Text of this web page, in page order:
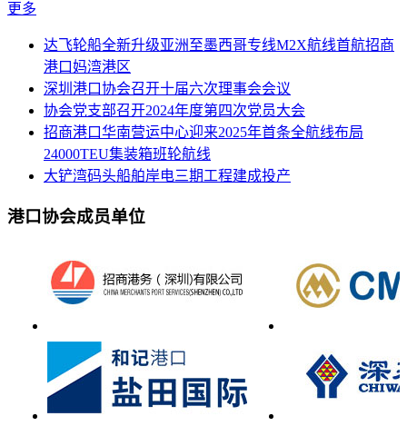
更多
达飞轮船全新升级亚洲至墨西哥专线M2X航线首航招商
港口妈湾港区
深圳港口协会召开十届六次理事会会议
协会党支部召开2024年度第四次党员大会
招商港口华南营运中心迎来2025年首条全航线布局
24000TEU集装箱班轮航线
大铲湾码头船舶岸电三期工程建成投产
港口协会成员单位